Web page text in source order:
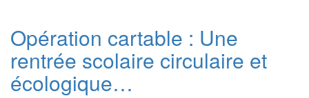
Opération cartable : Une
rentrée scolaire circulaire et
écologique…